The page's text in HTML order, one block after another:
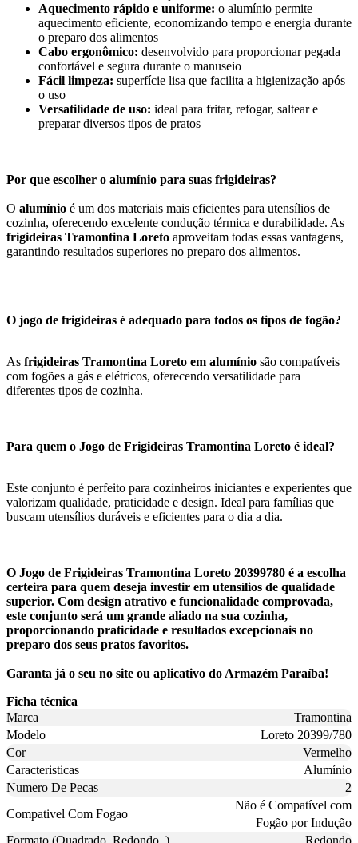
Aquecimento rápido e uniforme: o alumínio permite
aquecimento eficiente, economizando tempo e energia durante
o preparo dos alimentos
Cabo ergonômico: desenvolvido para proporcionar pegada
confortável e segura durante o manuseio
Fácil limpeza: superfície lisa que facilita a higienização após
o uso
Versatilidade de uso: ideal para fritar, refogar, saltear e
preparar diversos tipos de pratos
Por que escolher o alumínio para suas frigideiras?
O alumínio é um dos materiais mais eficientes para utensílios de
cozinha, oferecendo excelente condução térmica e durabilidade. As
frigideiras Tramontina Loreto aproveitam todas essas vantagens,
garantindo resultados superiores no preparo dos alimentos.
O jogo de frigideiras é adequado para todos os tipos de fogão?
As frigideiras Tramontina Loreto em alumínio são compatíveis
com fogões a gás e elétricos, oferecendo versatilidade para
diferentes tipos de cozinha.
Para quem o Jogo de Frigideiras Tramontina Loreto é ideal?
Este conjunto é perfeito para cozinheiros iniciantes e experientes que
valorizam qualidade, praticidade e design. Ideal para famílias que
buscam utensílios duráveis e eficientes para o dia a dia.
O Jogo de Frigideiras Tramontina Loreto 20399780 é a escolha
certeira para quem deseja investir em utensílios de qualidade
superior. Com design atrativo e funcionalidade comprovada,
este conjunto será um grande aliado na sua cozinha,
proporcionando praticidade e resultados excepcionais no
preparo dos seus pratos favoritos.
Garanta já o seu no site ou aplicativo do Armazém Paraíba!
Ficha técnica
Marca
Tramontina
Modelo
Loreto 20399/780
Cor
Vermelho
Caracteristicas
Alumínio
Numero De Pecas
2
Compativel Com Fogao
Não é Compatível com
Fogão por Indução